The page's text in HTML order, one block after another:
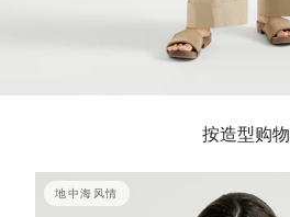
按造型购物
地中海风情